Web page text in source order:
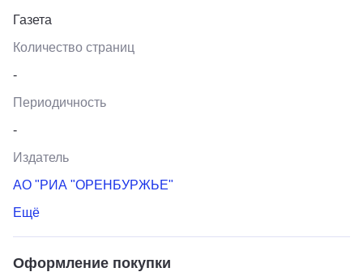
Газета
Количество страниц
-
Периодичность
-
Издатель
АО "РИА "ОРЕНБУРЖЬЕ"
Ещё
Оформление покупки